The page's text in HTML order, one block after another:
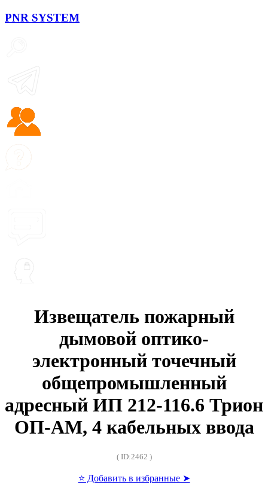
PNR SYSTEM
Извещатель пожарный
дымовой оптико-
электронный точечный
общепромышленный
адресный ИП 212-116.6 Трион
ОП-АМ, 4 кабельных ввода
( ID:2462 )
⭐ Добавить в избранные ➤